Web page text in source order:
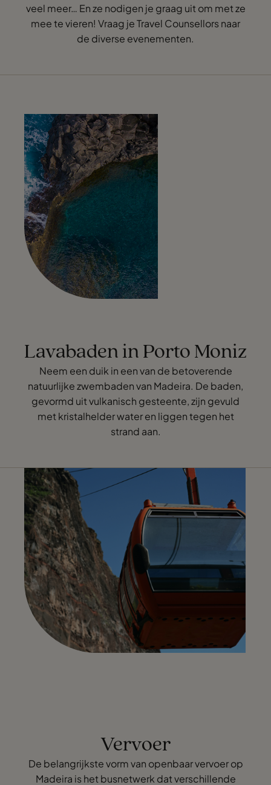
veel meer… En ze nodigen je graag uit om met ze
mee te vieren! Vraag je Travel Counsellors naar
de diverse evenementen.
Lavabaden in Porto Moniz
Neem een duik in een van de betoverende
natuurlijke zwembaden van Madeira. De baden,
gevormd uit vulkanisch gesteente, zijn gevuld
met kristalhelder water en liggen tegen het
strand aan.
Vervoer
De belangrijkste vorm van openbaar vervoer op
Madeira is het busnetwerk dat verschillende